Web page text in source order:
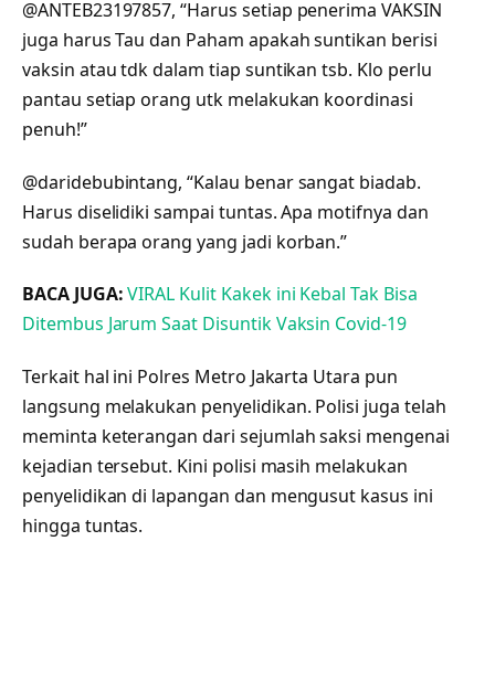
@ANTEB23197857, “Harus setiap penerima VAKSIN
juga harus Tau dan Paham apakah suntikan berisi
vaksin atau tdk dalam tiap suntikan tsb. Klo perlu
pantau setiap orang utk melakukan koordinasi
penuh!”
@daridebubintang, “Kalau benar sangat biadab.
Harus diselidiki sampai tuntas. Apa motifnya dan
sudah berapa orang yang jadi korban.”
BACA JUGA:VIRAL Kulit Kakek ini Kebal Tak Bisa
Ditembus Jarum Saat Disuntik Vaksin Covid-19
Terkait hal ini Polres Metro Jakarta Utara pun
langsung melakukan penyelidikan. Polisi juga telah
meminta keterangan dari sejumlah saksi mengenai
kejadian tersebut. Kini polisi masih melakukan
penyelidikan di lapangan dan mengusut kasus ini
hingga tuntas.